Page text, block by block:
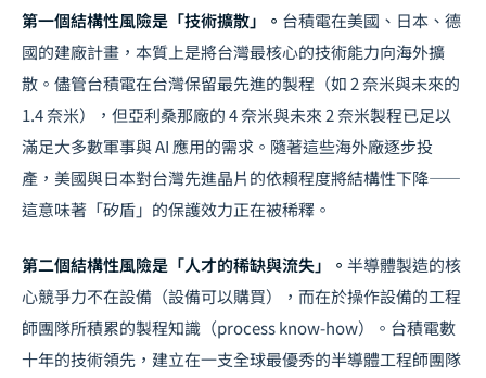
第一個結構性風險是「技術擴散」。 台積電在美國、日本、德
國的建廠計畫，本質上是將台灣最核心的技術能力向海外擴
散。儘管台積電在台灣保留最先進的製程（如 2 奈米與未來的
1.4 奈米），但亞利桑那廠的 4 奈米與未來 2 奈米製程已足以
滿足大多數軍事與 AI 應用的需求。隨著這些海外廠逐步投
產，美國與日本對台灣先進晶片的依賴程度將結構性下降——
這意味著「矽盾」的保護效力正在被稀釋。
第二個結構性風險是「人才的稀缺與流失」。 半導體製造的核
心競爭力不在設備（設備可以購買），而在於操作設備的工程
師團隊所積累的製程知識（process know-how）。台積電數
十年的技術領先，建立在一支全球最優秀的半導體工程師團隊